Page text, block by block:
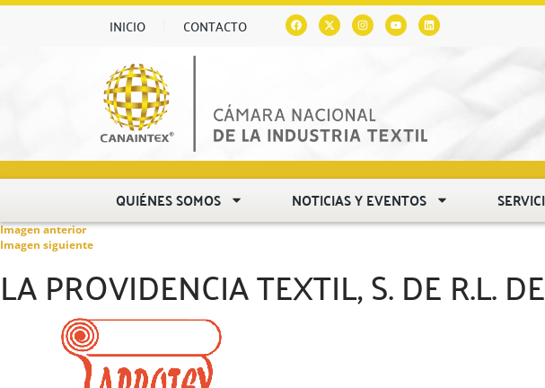
INICIO CONTACTO
QUIÉNES SOMOS NOTICIAS Y EVENTOS
Imagen anterior
Imagen siguiente
LA PROVIDENCIA TEXTIL, S. DE R.L.